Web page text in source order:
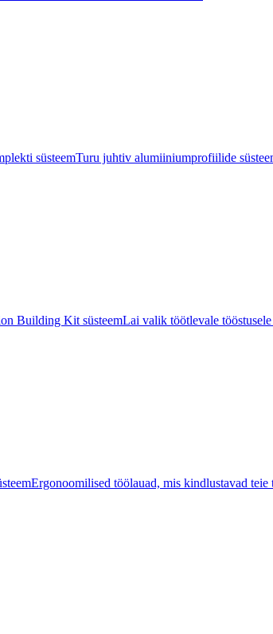
süsteemTuru juhtiv alumiiniumprofiilide
Building Kit süsteemLai valik töötlevale
Ergonoomilised töölauad, mis kindlustavad teie